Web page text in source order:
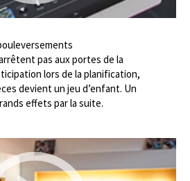
pas aux portes de la
lors de la planification,
devient un jeu d’enfant. Un
effets par la suite.